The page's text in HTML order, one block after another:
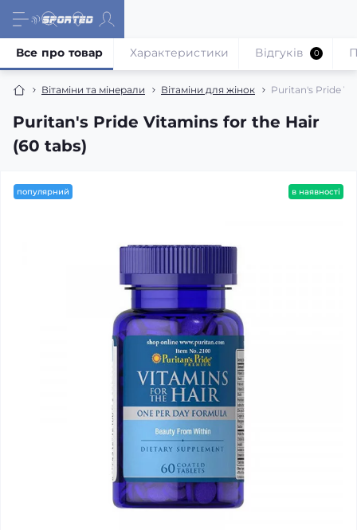
Вітаміни та мінерали Вітаміни для жінок Puritan's Pride
Puritan's Pride Vitamins for the Hair
(60 tabs)
Все про товар Характеристики Відгуків 0
популярний в наявності